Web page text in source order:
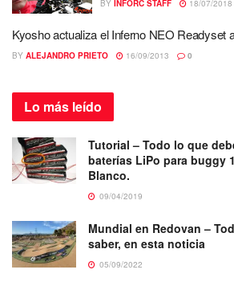
BY INFORC STAFF 18/07/2018
Kyosho actualiza el Inferno NEO Readyset
BY ALEJANDRO PRIETO 16/09/2013 0
Lo más leído
Tutorial – Todo lo que
baterías LiPo para buggy
Blanco.
09/04/2019
Mundial en Redovan –
saber, en esta noticia
05/09/2022